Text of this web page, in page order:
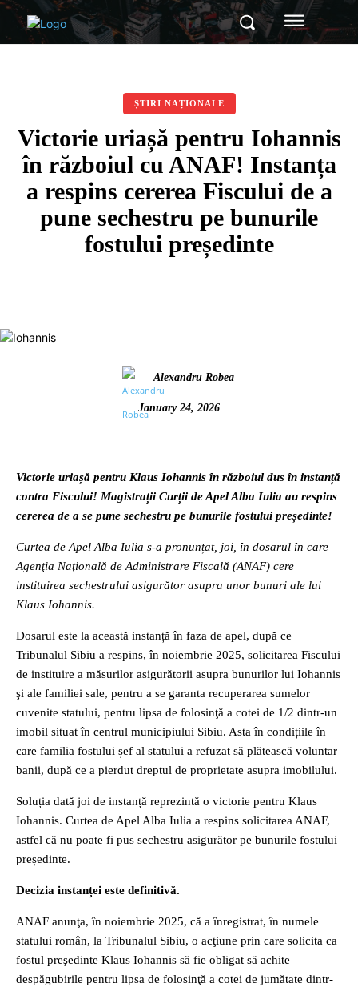
ȘTIRI NAȚIONALE
Victorie uriașă pentru Iohannis
în războiul cu ANAF! Instanța
a respins cererea Fiscului de a
pune sechestru pe bunurile
fostului președinte
Alexandru Robea
January 24, 2026
Victorie uriașă pentru Klaus Iohannis în războiul dus în instanță
contra Fiscului! Magistrații Curții de Apel Alba Iulia au respins
cererea de a se pune sechestru pe bunurile fostului președinte!
Curtea de Apel Alba Iulia s-a pronunțat, joi, în dosarul în care
Agenţia Naţională de Administrare Fiscală (ANAF) cere
instituirea sechestrului asigurător asupra unor bunuri ale lui
Klaus Iohannis.
Dosarul este la această instanță în faza de apel, după ce
Tribunalul Sibiu a respins, în noiembrie 2025, solicitarea Fiscului
de instituire a măsurilor asigurătorii asupra bunurilor lui Iohannis
şi ale familiei sale, pentru a se garanta recuperarea sumelor
cuvenite statului, pentru lipsa de folosinţă a cotei de 1/2 dintr-un
imobil situat în centrul municipiului Sibiu. Asta în condițiile în
care familia fostului șef al statului a refuzat să plătească voluntar
banii, după ce a pierdut dreptul de proprietate asupra imobilului.
Soluția dată joi de instanță reprezintă o victorie pentru Klaus
Iohannis. Curtea de Apel Alba Iulia a respins solicitarea ANAF,
astfel că nu poate fi pus sechestru asigurător pe bunurile fostului
președinte.
Decizia instanței este definitivă.
ANAF anunţa, în noiembrie 2025, că a înregistrat, în numele
statului român, la Tribunalul Sibiu, o acţiune prin care solicita ca
fostul preşedinte Klaus Iohannis să fie obligat să achite
despăgubirile pentru lipsa de folosinţă a cotei de jumătate dintr-